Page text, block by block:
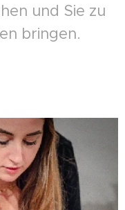
und Sie zu
bringen.